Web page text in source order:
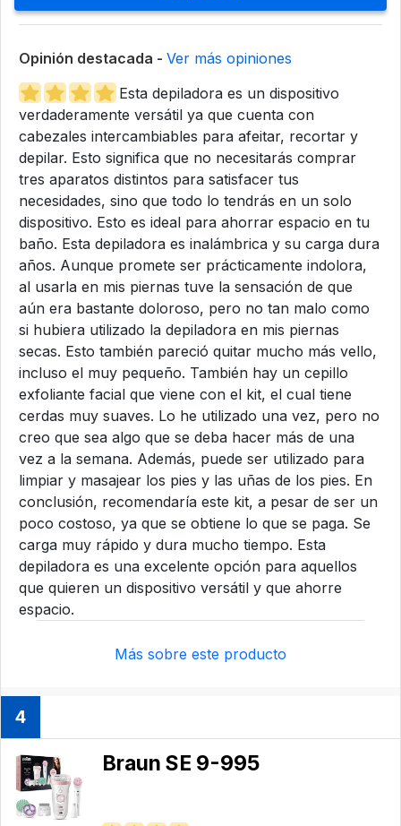
Opinión destacada - Ver más opiniones
Esta depiladora es un dispositivo
verdaderamente versátil ya que cuenta con
cabezales intercambiables para afeitar, recortar y
depilar. Esto significa que no necesitarás comprar
tres aparatos distintos para satisfacer tus
necesidades, sino que todo lo tendrás en un solo
dispositivo. Esto es ideal para ahorrar espacio en tu
baño. Esta depiladora es inalámbrica y su carga dura
años. Aunque promete ser prácticamente indolora,
al usarla en mis piernas tuve la sensación de que
aún era bastante doloroso, pero no tan malo como
si hubiera utilizado la depiladora en mis piernas
secas. Esto también pareció quitar mucho más vello,
incluso el muy pequeño. También hay un cepillo
exfoliante facial que viene con el kit, el cual tiene
cerdas muy suaves. Lo he utilizado una vez, pero no
creo que sea algo que se deba hacer más de una
vez a la semana. Además, puede ser utilizado para
limpiar y masajear los pies y las uñas de los pies. En
conclusión, recomendaría este kit, a pesar de ser un
poco costoso, ya que se obtiene lo que se paga. Se
carga muy rápido y dura mucho tiempo. Esta
depiladora es una excelente opción para aquellos
que quieren un dispositivo versátil y que ahorre
espacio.
Más sobre este producto
4
Braun SE 9-995